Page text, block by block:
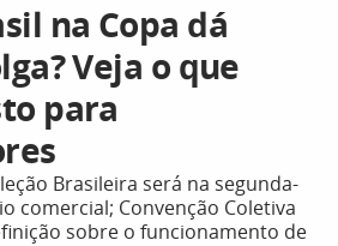
na Copa dá
Veja o que
para
Brasileira será na segunda-
comercial; Convenção Coletiva
sobre o funcionamento de